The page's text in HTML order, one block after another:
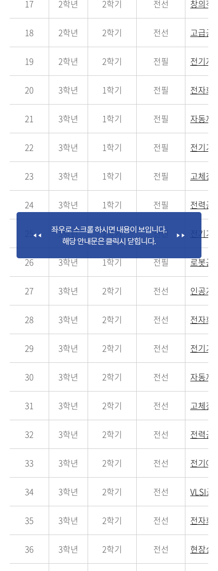
17 2학년 2학기 전선 창의적
18 2학년 2학기 전선 고급공
19 2학년 2학기 전필 전기자
20 3학년 1학기 전필 전자회
21 3학년 1학기 전필 자동제
22 3학년 1학기 전필 전기기
23 3학년 1학기 전필 고체전
24 3학년 1학기 전필 전력공
3학년 1학기 전선 전기기
26 3학년 1학기 전필 로봇공
27 3학년 2학기 전선 인공지
28 3학년 2학기 전선 전자회
29 3학년 2학기 전선 전기기
30 3학년 2학기 전선 자동제
31 3학년 2학기 전선 고체전
32 3학년 2학기 전선 전력공
33 3학년 2학기 전선 전기에
34 3학년 2학기 전선 VLSI공
35 3학년 2학기 전선 전자회
36 3학년 2학기 전선 현장실